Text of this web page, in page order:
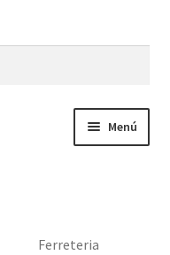
Menú
Ferreteria